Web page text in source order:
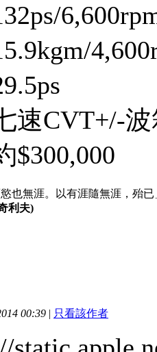
速CVT+/-
$300,000
慾也無涯。以有涯隨無涯，殆已
利夫)
00:39 | 只看該作者